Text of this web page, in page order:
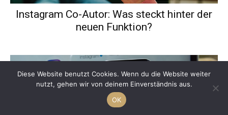
Instagram Co-Autor: Was steckt hinter der
neuen Funktion?
Diese Website benutzt Cookies. Wenn du die Website weiter
nutzt, gehen wir von deinem Einverständnis aus.
OK